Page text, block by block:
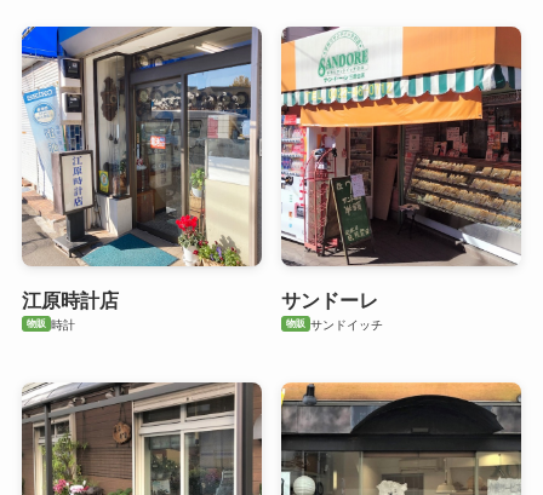
江原時計店
物販 時計
サンドーレ
物販 サンドイッチ